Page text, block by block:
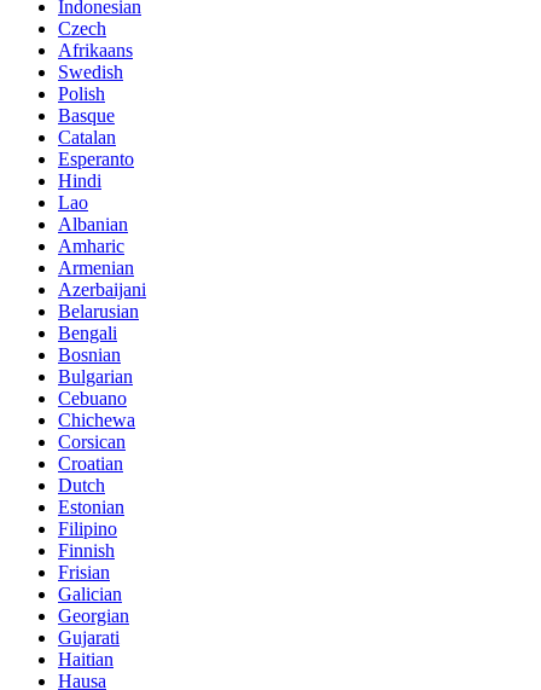
Indonesian
Czech
Afrikaans
Swedish
Polish
Basque
Catalan
Esperanto
Hindi
Lao
Albanian
Amharic
Armenian
Azerbaijani
Belarusian
Bengali
Bosnian
Bulgarian
Cebuano
Chichewa
Corsican
Croatian
Dutch
Estonian
Filipino
Finnish
Frisian
Galician
Georgian
Gujarati
Haitian
Hausa